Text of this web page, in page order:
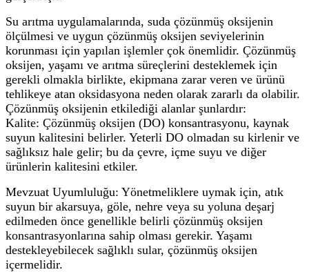
Su arıtma uygulamalarında, suda çözünmüş oksijenin
ölçülmesi ve uygun çözünmüş oksijen seviyelerinin
korunması için yapılan işlemler çok önemlidir. Çözünmüş
oksijen, yaşamı ve arıtma süreçlerini desteklemek için
gerekli olmakla birlikte, ekipmana zarar veren ve ürünü
tehlikeye atan oksidasyona neden olarak zararlı da olabilir.
Çözünmüş oksijenin etkilediği alanlar şunlardır:
Kalite: Çözünmüş oksijen (DO) konsantrasyonu, kaynak
suyun kalitesini belirler. Yeterli DO olmadan su kirlenir ve
sağlıksız hale gelir; bu da çevre, içme suyu ve diğer
ürünlerin kalitesini etkiler.
Mevzuat Uyumluluğu: Yönetmeliklere uymak için, atık
suyun bir akarsuya, göle, nehre veya su yoluna deşarj
edilmeden önce genellikle belirli çözünmüş oksijen
konsantrasyonlarına sahip olması gerekir. Yaşamı
destekleyebilecek sağlıklı sular, çözünmüş oksijen
içermelidir.